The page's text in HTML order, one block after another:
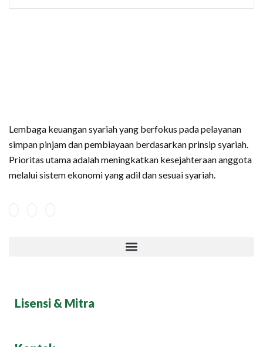
Lembaga keuangan syariah yang berfokus pada pelayanan
simpan pinjam dan pembiayaan berdasarkan prinsip syariah.
Prioritas utama adalah meningkatkan kesejahteraan anggota
melalui sistem ekonomi yang adil dan sesuai syariah.
Lisensi & Mitra